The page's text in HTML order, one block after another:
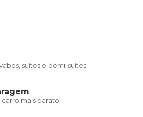
suítes e demi-suítes
mais barato